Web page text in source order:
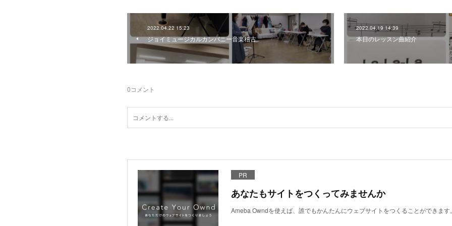
2022.04.22 15:23
ジョイミュージカルカンパニー音楽稽古
2022.04.19 14:39
本日のレッスン曲紹介
0コメント
PR
あなたもサイトをつくってみませんか
Ameba Owndを使えば、誰でもかんたんにウェブサイトをつくることができます